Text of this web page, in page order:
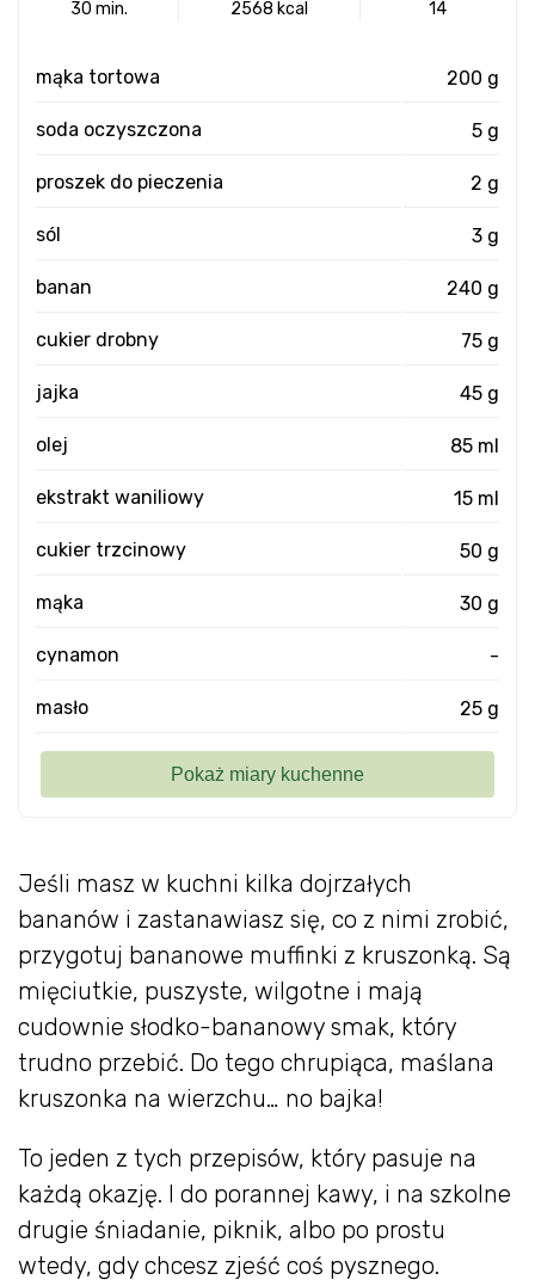
Jeśli masz w kuchni kilka dojrzałych
bananów i zastanawiasz się, co z nimi zrobić,
przygotuj bananowe muffinki z kruszonką. Są
mięciutkie, puszyste, wilgotne i mają
cudownie słodko-bananowy smak, który
trudno przebić. Do tego chrupiąca, maślana
kruszonka na wierzchu… no bajka!
To jeden z tych przepisów, który pasuje na
każdą okazję. I do porannej kawy, i na szkolne
drugie śniadanie, piknik, albo po prostu
wtedy, gdy chcesz zjeść coś pysznego.
30 min. 2568 kcal 14
mąka tortowa 200 g
soda oczyszczona 5 g
proszek do pieczenia 2 g
sól 3 g
banan 240 g
cukier drobny 75 g
jajka 45 g
olej 85 ml
ekstrakt waniliowy 15 ml
cukier trzcinowy 50 g
mąka 30 g
cynamon -
masło 25 g